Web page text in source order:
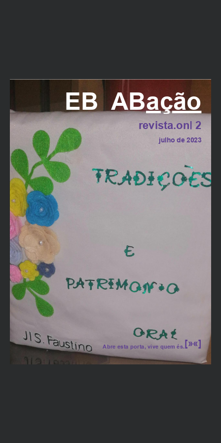
Abusive content
Copyright infringement
Other
Description
Email
SUBMIT
EB ABação
revista.on| 2
julho de 2023
Abre esta porta, vive quem és.[»«]
índice
Editorial
03
Mais um ano de boa colheita
Comunidade
05
Notícias
Exposições
entrevista
Entre Saberes
20 Erasmus + Ciência Viva
Parlamento Jovem
31
Artes e Livros
34 Nuno Mata
Semana
2| EB ABação| Revista.on